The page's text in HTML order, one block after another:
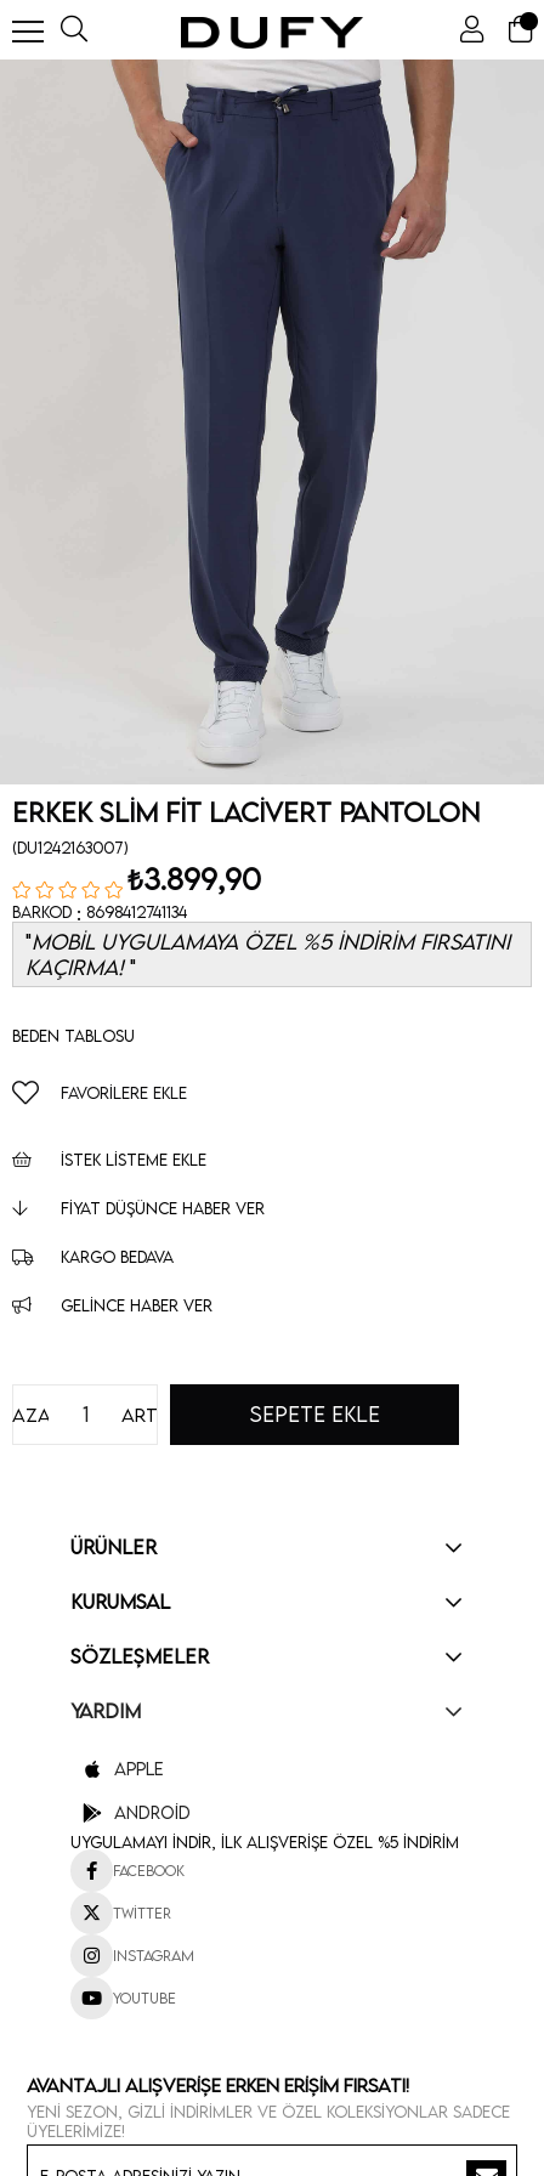
Erkek Slim Fit Lacivert Pantolon
(DU1242163007)
₺3.899,90
Barkod : 8698412741134
MOBİL UYGULAMAYA ÖZEL %5 İNDİRİM FIRSATINI
KAÇIRMA!
Beden Tablosu
FAVORILERE EKLE
İSTEK LISTEME EKLE
FIYAT DÜŞÜNCE HABER VER
KARGO BEDAVA
GELINCE HABER VER
Artır
Azalt
ÜRÜNLER
KURUMSAL
SÖZLEŞMELER
YARDIM
Apple
Android
Uygulamayı İndir, İlk Alışverişe Özel %5 İndirim
Facebook
Twitter
Instagram
Youtube
Avantajlı Alışverişe Erken Erişim Fırsatı!
Yeni sezon, gizli indirimler ve özel koleksiyonlar sadece
üyelerimize!